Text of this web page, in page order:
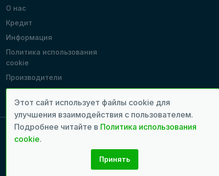
О нас
Кредит
Информация
Политика использования
cookie
Производители
Наши магазины
Copyright 2022 - 2026 © Все права защищены. | Время генерации
Разработка сайтов: seven.md
Этот сайт использует файлы cookie для
улучшения взаимодействия с пользователем.
Подробнее читайте в Политика использования
cookie.
Принять